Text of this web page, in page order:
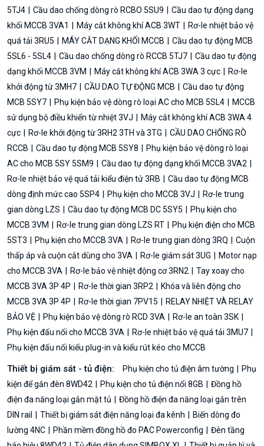
5TJ4
Cầu dao chống dòng rò RCBO 5SU9
Cầu dao tự động dạng
khối MCCB 3VA1
Máy cắt không khí ACB 3WT
Rơ-le nhiệt bảo vệ
quá tải 3RU5
MÁY CẮT DẠNG KHỐI MCCB
Cầu dao tự động MCB
5SL6 - 5SL4
Cầu dao chống dòng rò RCCB 5TJ7
Cầu dao tự động
dạng khối MCCB 3VM
Máy cắt không khí ACB 3WA 3 cực
Rơ-le
khởi động từ 3MH7
CẦU DAO TỰ ĐỘNG MCB
Cầu dao tự động
MCB 5SY7
Phụ kiện bảo vệ dòng rò loại AC cho MCB 5SL4
MCCB
sử dụng bộ điều khiển từ nhiệt 3VJ
Máy cắt không khí ACB 3WA 4
cực
Rơ-le khởi động từ 3RH2 3TH và 3TG
CẦU DAO CHỐNG RÒ
RCCB
Cầu dao tự động MCB 5SY8
Phụ kiện bảo vệ dòng rò loại
AC cho MCB 5SY 5SM9
Cầu dao tự động dạng khối MCCB 3VA2
Rơ-le nhiệt bảo vệ quá tải kiểu điện tử 3RB
Cầu dao tự động MCB
dòng định mức cao 5SP4
Phụ kiện cho MCCB 3VJ
Rơ-le trung
gian dòng LZS
Cầu dao tự động MCB DC 5SY5
Phụ kiện cho
MCCB 3VM
Rơ-le trung gian dòng LZS RT
Phụ kiện điện cho MCB
5ST3
Phụ kiện cho MCCB 3VA Rơ-le trung gian dòng 3RQ
Cuộn
thấp áp và cuộn cắt dùng cho 3VA
Rơ-le giám sát 3UG
Motor nạp
cho MCCB 3VA
Rơ-le bảo vệ nhiệt động cơ 3RN2
Tay xoay cho
MCCB 3VA 3P 4P
Rơ-le thời gian 3RP2
Khóa và liên động cho
MCCB 3VA 3P 4P
Rơ-le thời gian 7PV15
RELAY NHIỆT VÀ RELAY
BẢO VỆ
Phụ kiện bảo vệ dòng rò RCD 3VA
Rơ-le an toàn 3SK
Phụ kiện đấu nối cho MCCB 3VA
Rơ-le nhiệt bảo vệ quá tải 3MU7
Phụ kiện đấu nối kiểu plug-in và kiểu rút kéo cho MCCB
Thiết bị giám sát - tủ điện: Phụ kiện cho tủ điện âm tường
Phụ
kiện để gắn đèn 8WD42
Phụ kiện cho tủ điện nổi 8GB
Đồng hồ
điện đa năng loại gắn mặt tủ
Đồng hồ điện đa năng loại gắn trên
DIN rail
Thiết bị giám sát điện năng loại đa kênh
Biến dòng đo
lường 4NC
Phần mềm đồng hồ đo PAC Powerconfig
Đèn tầng